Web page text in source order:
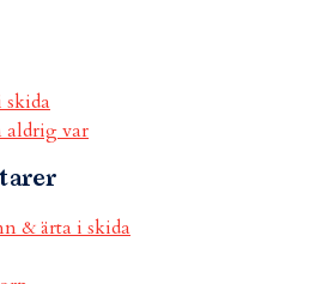
aldrig var
& ärta i skida